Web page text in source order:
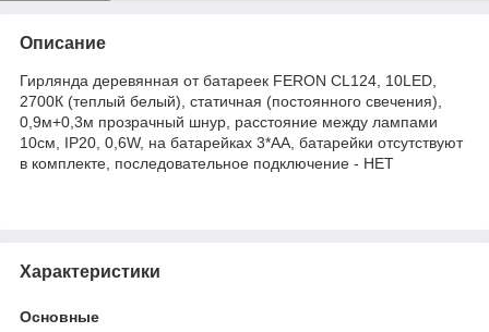
Описание
Гирлянда деревянная от батареек FERON CL124, 10LED,
2700К (теплый белый), статичная (постоянного свечения),
0,9м+0,3м прозрачный шнур, расстояние между лампами
10см, IP20, 0,6W, на батарейках 3*АА, батарейки отсутствуют
в комплекте, последовательное подключение - НЕТ
Характеристики
Основные